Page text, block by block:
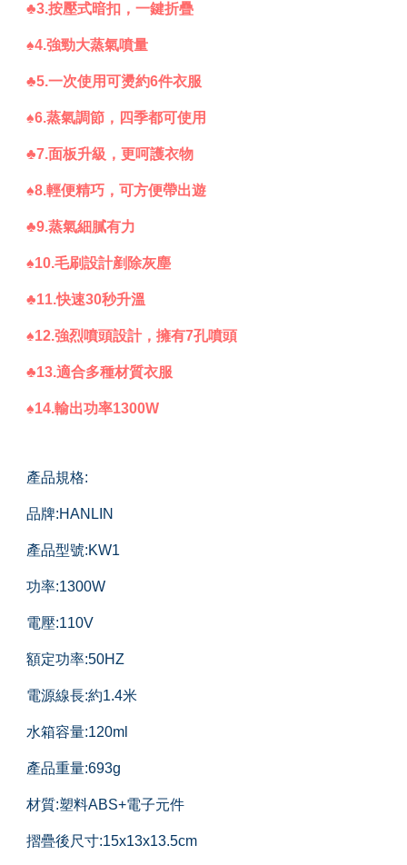
♣3.按壓式暗扣，一鍵折疊
♠4.強勁大蒸氣噴量
♣5.一次使用可燙約6件衣服
♠6.蒸氣調節，四季都可使用
♣7.面板升級，更呵護衣物
♠8.輕便精巧，可方便帶出遊
♣9.蒸氣細膩有力
♠10.毛刷設計剷除灰塵
♣11.快速30秒升溫
♠12.強烈噴頭設計，擁有7孔噴頭
♣13.適合多種材質衣服
♠14.輸出功率1300W
產品規格:
品牌:HANLIN
產品型號:KW1
功率:1300W
電壓:110V
額定功率:50HZ
電源線長:約1.4米
水箱容量:120ml
產品重量:693g
材質:塑料ABS+電子元件
摺疊後尺寸:15x13x13.5cm